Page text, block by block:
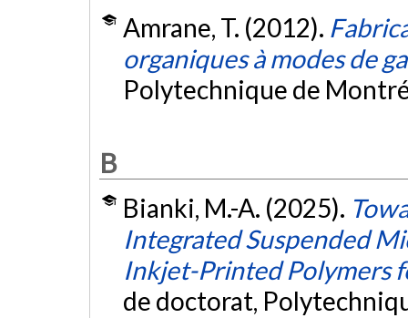
Amrane, T. (2012).
organiques à modes de
Polytechnique de
B
Bianki, M.-A. (2025).
Integrated Suspended
Inkjet-Printed Polymers
de doctorat,